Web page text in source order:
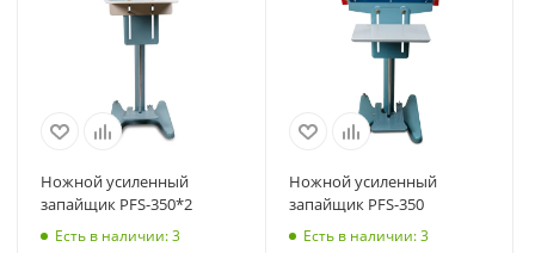
Ножной усиленный
запайщик PFS-350*2
Есть в наличии: 3
Ножной усиленный
запайщик PFS-350
Есть в наличии: 3